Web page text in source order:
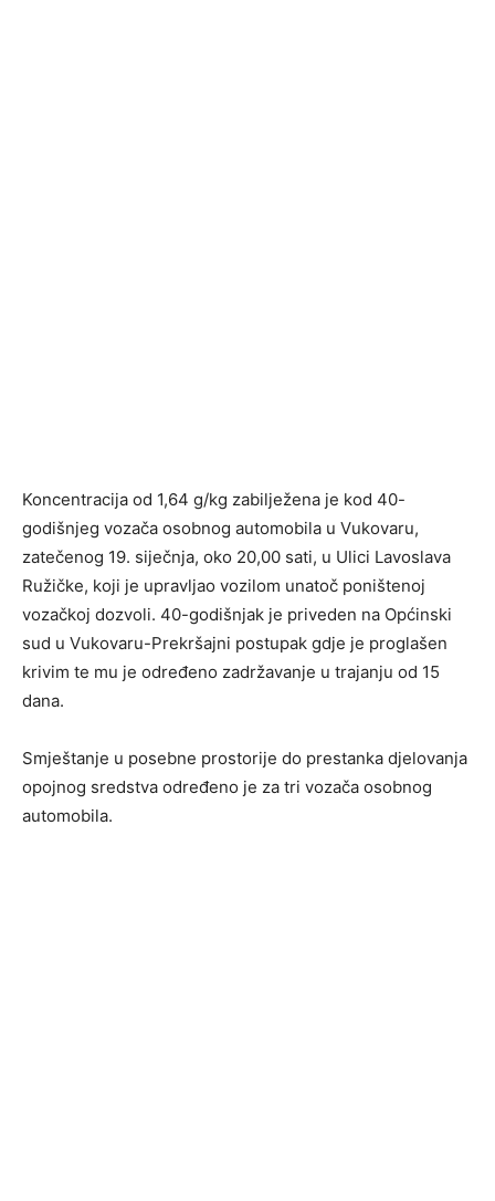
Koncentracija od 1,64 g/kg zabilježena je kod 40-
godišnjeg vozača osobnog automobila u Vukovaru,
zatečenog 19. siječnja, oko 20,00 sati, u Ulici Lavoslava
Ružičke, koji je upravljao vozilom unatoč poništenoj
vozačkoj dozvoli. 40-godišnjak je priveden na Općinski
sud u Vukovaru-Prekršajni postupak gdje je proglašen
krivim te mu je određeno zadržavanje u trajanju od 15
dana.
Smještanje u posebne prostorije do prestanka djelovanja
opojnog sredstva određeno je za tri vozača osobnog
automobila.